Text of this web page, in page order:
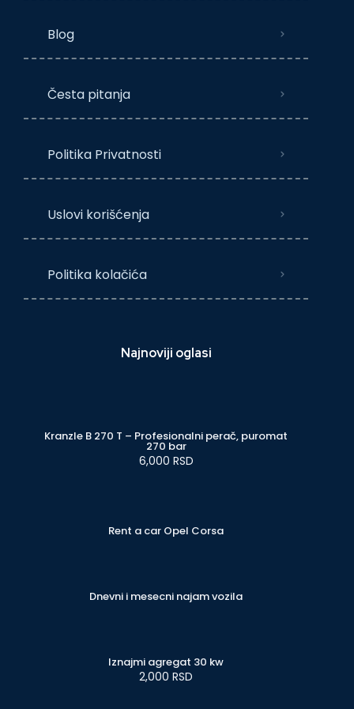
Blog
Česta pitanja
Politika Privatnosti
Uslovi korišćenja
Politika kolačića
Najnoviji oglasi
Kranzle B 270 T – Profesionalni perač, puromat
270 bar
6,000 RSD
Rent a car Opel Corsa
Dnevni i mesecni najam vozila
Iznajmi agregat 30 kw
2,000 RSD